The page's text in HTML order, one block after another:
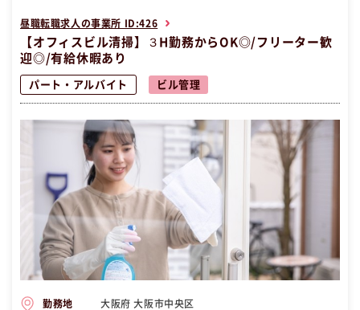
昼職転職求人の事業所 ID:426
【オフィスビル清掃】３H勤務からOK◎/フリーター歓
迎◎/有給休暇あり
パート・アルバイト ビル管理
勤務地 大阪府 大阪市中央区